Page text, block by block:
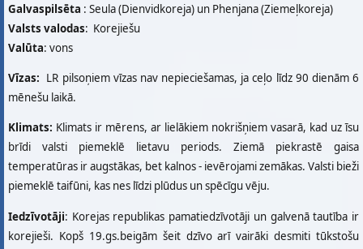
Galvaspilsēta : Seula (Dienvidkoreja) un Phenjana (Ziemeļkoreja)
Valsts valodas: Korejiešu
Valūta: vons
Vīzas: LR pilsoņiem vīzas nav nepieciešamas, ja ceļo līdz 90 dienām 6
mēnešu laikā.
Klimats: Klimats ir mērens, ar lielākiem nokrišņiem vasarā, kad uz īsu
brīdi valsti piemeklē lietavu periods. Ziemā piekrastē gaisa
temperatūras ir augstākas, bet kalnos - ievērojami zemākas. Valsti bieži
piemeklē taifūni, kas nes līdzi plūdus un spēcīgu vēju.
Iedzīvotāji: Korejas republikas pamatiedzīvotāji un galvenā tautība ir
korejieši. Kopš 19.gs.beigām šeit dzīvo arī vairāki desmiti tūkstošu